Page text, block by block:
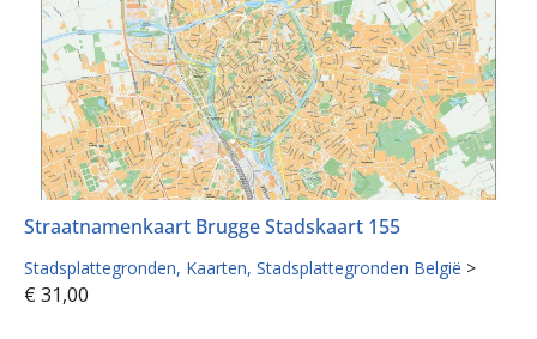
Straatnamenkaart Brugge Stadskaart 155
Stadsplattegronden Kaarten Stadsplattegronden België >
€ 31,00